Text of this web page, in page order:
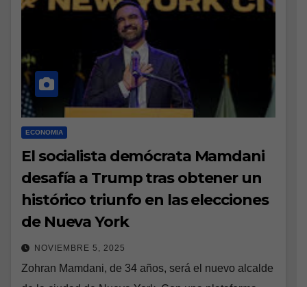
ECONOMIA
El socialista demócrata Mamdani
desafía a Trump tras obtener un
histórico triunfo en las elecciones
de Nueva York
NOVIEMBRE 5, 2025
Zohran Mamdani, de 34 años, será el nuevo alcalde